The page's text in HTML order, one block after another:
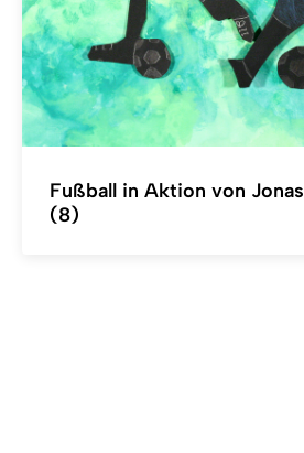
Fußball in Aktion von Jonas
(8)